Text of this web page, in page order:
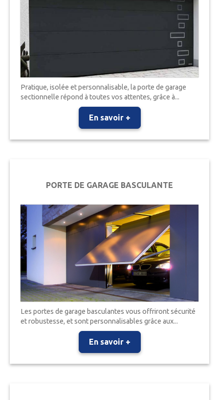
Pratique, isolée et personnalisable, la porte de garage
sectionnelle répond à toutes vos attentes, grâce à...
En savoir +
PORTE DE GARAGE BASCULANTE
Les portes de garage basculantes vous offriront sécurité
et robustesse, et sont personnalisables grâce aux...
En savoir +